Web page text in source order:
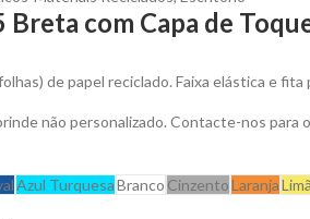
com Capa de
de papel reciclado. Faixa elástica e
não personalizado. Contacte-nos
Azul TurquesaBranco CinzentoLaranja